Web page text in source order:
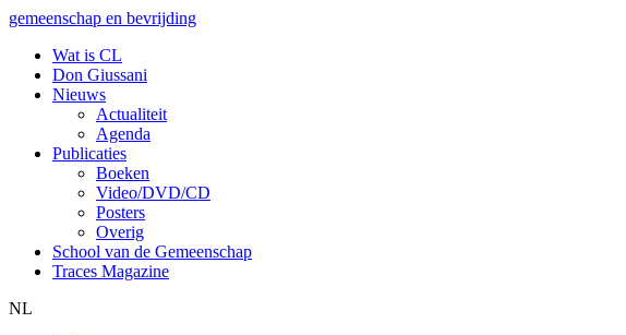
gemeenschap en bevrijding
Wat is CL
Don Giussani
Nieuws
Actualiteit
Agenda
Publicaties
Boeken
Video/DVD/CD
Posters
Overig
School van de Gemeenschap
Traces Magazine
NL